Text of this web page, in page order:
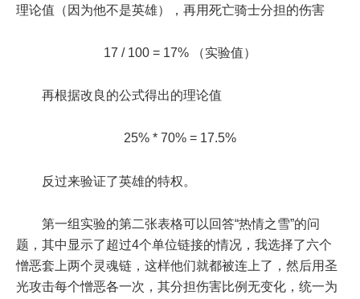
理论值（因为他不是英雄），再用死亡骑士分担的伤害
17 / 100 = 17% （实验值）
再根据改良的公式得出的理论值
25% * 70% = 17.5%
反过来验证了英雄的特权。
第一组实验的第二张表格可以回答“热情之雪”的问
题，其中显示了超过4个单位链接的情况，我选择了六个
憎恶套上两个灵魂链，这样他们就都被连上了，然后用圣
光攻击每个憎恶各一次，其分担伤害比例无变化，统一为